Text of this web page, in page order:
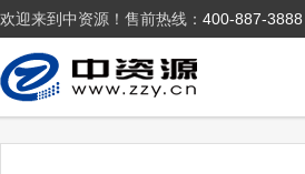
欢迎来到中资源！售前热线： 400-887-3888